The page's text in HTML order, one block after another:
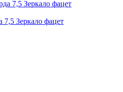
7,5 Зеркало фацет